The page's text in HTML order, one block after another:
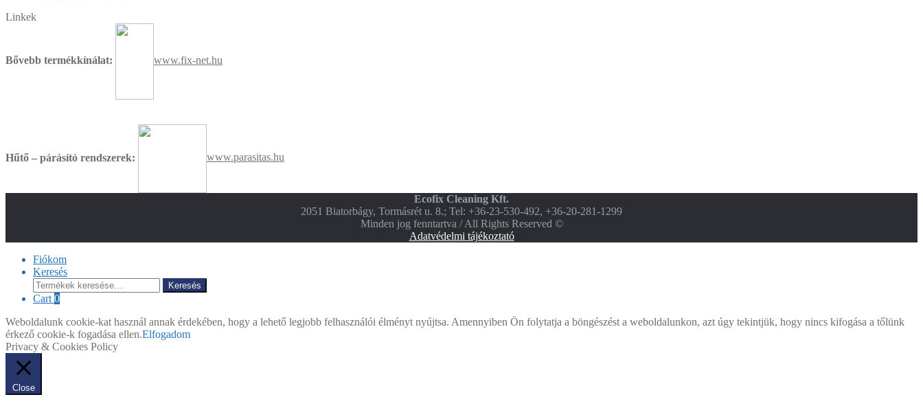
Linkek
Bővebb termékkínálat: www.fix-net.hu
Hűtő – párásító rendszerek: www.parasitas.hu
Ecofix Cleaning Kft.
2051 Biatorbágy, Tormásrét u. 8.; Tel: +36-23-530-492, +36-20-281-1299
Minden jog fenntartva / All Rights Reserved ©
Adatvédelmi tájékoztató
Fiókom
Keresés
Keresés
a
következőre:
Keresés
Cart 0
Weboldalunk cookie-kat használ annak érdekében, hogy a lehető legjobb felhasználói élményt nyújtsa. Amennyiben Ön folytatja a böngészést a weboldalunkon, azt úgy tekintjük, hogy nincs kifogása a tőlünk
érkező cookie-k fogadása ellen.Elfogadom
Privacy & Cookies Policy
Close